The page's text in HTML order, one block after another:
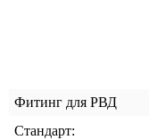
Фитинг для РВД
Стандарт: